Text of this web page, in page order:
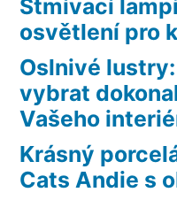
Stmívací
osvětlení pro
Oslnivé
vybrat
Vašeho
Krásný
Cats Andie s